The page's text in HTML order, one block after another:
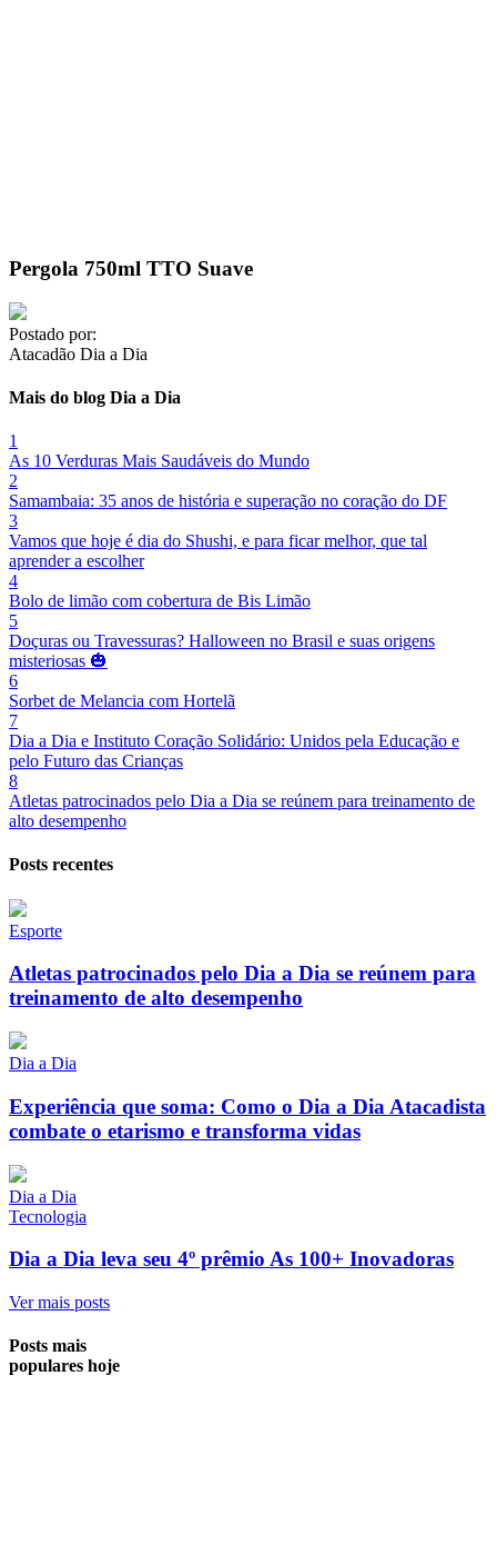
Pergola 750ml TTO Suave
Postado por:
Atacadão Dia a Dia
Mais do blog Dia a Dia
1
As 10 Verduras Mais Saudáveis do Mundo
2
Samambaia: 35 anos de história e superação no coração do DF
3
Vamos que hoje é dia do Shushi, e para ficar melhor, que tal
aprender a escolher
4
Bolo de limão com cobertura de Bis Limão
5
Doçuras ou Travessuras? Halloween no Brasil e suas origens
misteriosas 🎃
6
Sorbet de Melancia com Hortelã
7
Dia a Dia e Instituto Coração Solidário: Unidos pela Educação e
pelo Futuro das Crianças
8
Atletas patrocinados pelo Dia a Dia se reúnem para treinamento de
alto desempenho
Posts recentes
Esporte
Atletas patrocinados pelo Dia a Dia se reúnem para
treinamento de alto desempenho
Dia a Dia
Experiência que soma: Como o Dia a Dia Atacadista
combate o etarismo e transforma vidas
Dia a Dia
Tecnologia
Dia a Dia leva seu 4º prêmio As 100+ Inovadoras
Ver mais posts
Posts mais
populares hoje